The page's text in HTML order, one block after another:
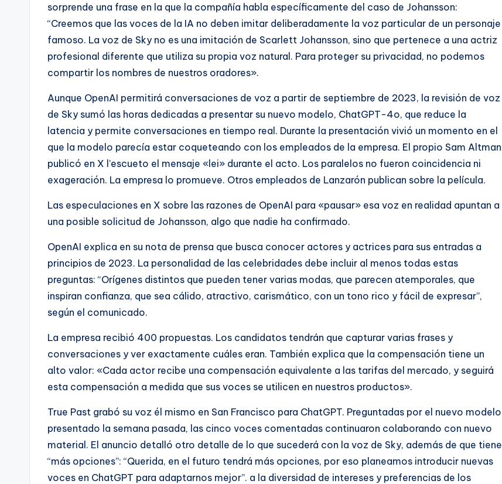
sorprende una frase en la que la compañía habla específicamente del caso de Johansson:
“Creemos que las voces de la IA no deben imitar deliberadamente la voz particular de un personaje
famoso. La voz de Sky no es una imitación de Scarlett Johansson, sino que pertenece a una actriz
profesional diferente que utiliza su propia voz natural. Para proteger su privacidad, no podemos
compartir los nombres de nuestros oradores».
Aunque OpenAI permitirá conversaciones de voz a partir de septiembre de 2023, la revisión de voz
de Sky sumó las horas dedicadas a presentar su nuevo modelo, ChatGPT-4o, que reduce la
latencia y permite conversaciones en tiempo real. Durante la presentación vivió un momento en el
que la modelo parecía estar coqueteando con los empleados de la empresa. El propio Sam Altman
publicó en X l’escueto el mensaje «lei» durante el acto. Los paralelos no fueron coincidencia ni
exageración. La empresa lo promueve. Otros empleados de Lanzarón publican sobre la película.
Las especulaciones en X sobre las razones de OpenAI para «pausar» esa voz en realidad apuntan a
una posible solicitud de Johansson, algo que nadie ha confirmado.
OpenAI explica en su nota de prensa que busca conocer actores y actrices para sus entradas a
principios de 2023. La personalidad de las celebridades debe incluir al menos todas estas
preguntas: “Orígenes distintos que pueden tener varias modas, que parecen atemporales, que
inspiran confianza, que sea cálido, atractivo, carismático, con un tono rico y fácil de expresar”,
según el comunicado.
La empresa recibió 400 propuestas. Los candidatos tendrán que capturar varias frases y
conversaciones y ver exactamente cuáles eran. También explica que la compensación tiene un
alto valor: «Cada actor recibe una compensación equivalente a las tarifas del mercado, y seguirá
esta compensación a medida que sus voces se utilicen en nuestros productos».
True Past grabó su voz él mismo en San Francisco para ChatGPT. Preguntadas por el nuevo modelo
presentado la semana pasada, las cinco voces comentadas continuaron colaborando con nuevo
material. El anuncio detalló otro detalle de lo que sucederá con la voz de Sky, además de que tiene
“más opciones”: “Querida, en el futuro tendrá más opciones, por eso planeamos introducir nuevas
voces en ChatGPT para adaptarnos mejor”. a la diversidad de intereses y preferencias de los